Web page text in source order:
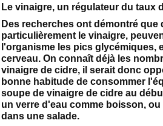
Le vinaigre, un régulateur du taux
Des recherches ont démontré que
particulièrement le vinaigre,
l'organisme les pics glycémiques,
cerveau. On connaît déjà les
vinaigre de cidre, il serait donc
bonne habitude de consommer
soupe de vinaigre de cidre au
un verre d'eau comme boisson,
dans une salade.